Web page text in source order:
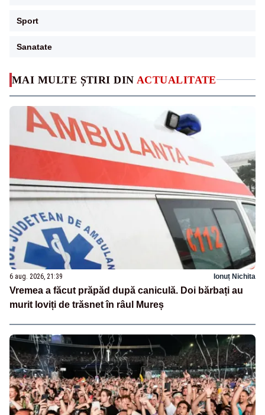
MAI MULTE ȘTIRI DIN ACTUALITATE
6 aug. 2026, 21:39 Ionuț Nichita
Vremea a făcut prăpăd după caniculă. Doi bărbați au
murit loviți de trăsnet în râul Mureș
Sport
Sanatate